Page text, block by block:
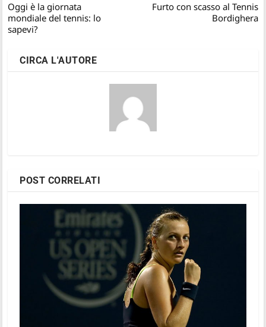
Oggi è la giornata
mondiale del tennis: lo
sapevi?
Furto con scasso al Tennis
Bordighera
CIRCA L'AUTORE
POST CORRELATI